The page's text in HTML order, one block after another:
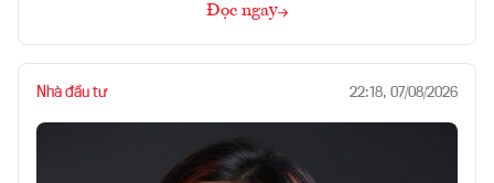
Đọc ngay
Nhà đầu tư 22:18, 07/08/2026